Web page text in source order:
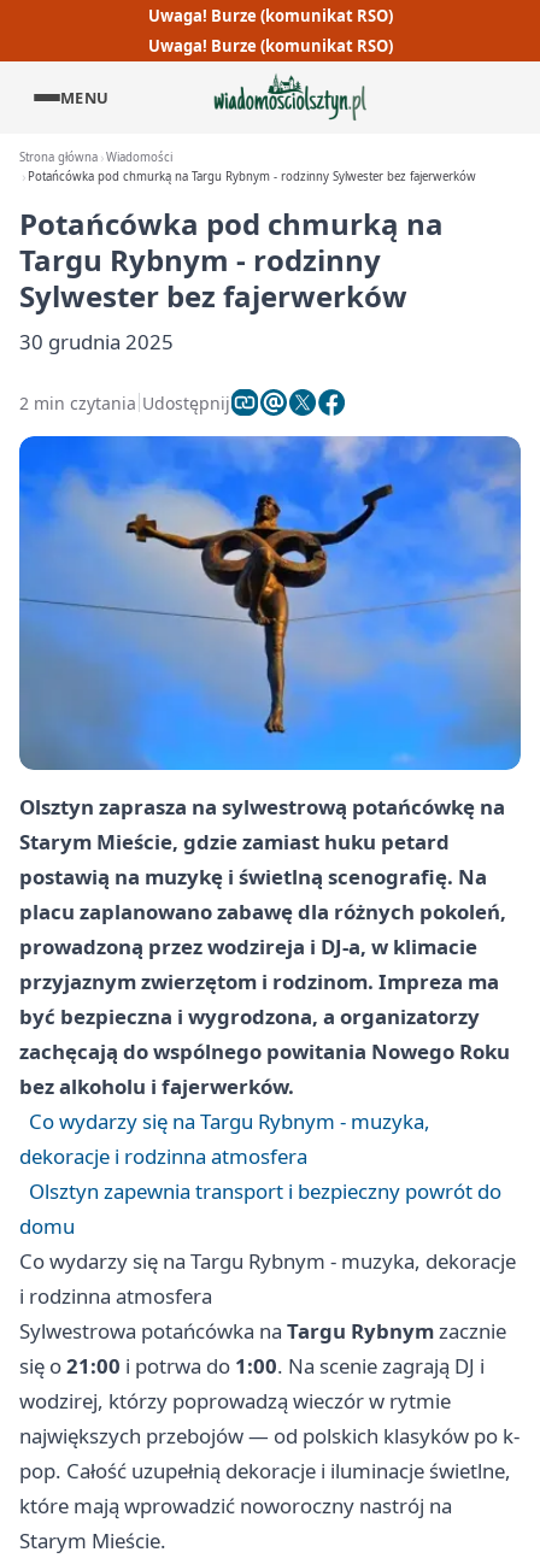
Uwaga! Burze (komunikat RSO)
Uwaga! Burze (komunikat RSO)
MENU
Strona główna Wiadomości
Potańcówka pod chmurką na Targu Rybnym - rodzinny Sylwester bez fajerwerków
Potańcówka pod chmurką na
Targu Rybnym - rodzinny
Sylwester bez fajerwerków
30 grudnia 2025
2 min czytania Udostępnij
Olsztyn zaprasza na sylwestrową potańcówkę na
Starym Mieście, gdzie zamiast huku petard
postawią na muzykę i świetlną scenografię. Na
placu zaplanowano zabawę dla różnych pokoleń,
prowadzoną przez wodzireja i DJ-a, w klimacie
przyjaznym zwierzętom i rodzinom. Impreza ma
być bezpieczna i wygrodzona, a organizatorzy
zachęcają do wspólnego powitania Nowego Roku
bez alkoholu i fajerwerków.
Co wydarzy się na Targu Rybnym - muzyka,
dekoracje i rodzinna atmosfera
Olsztyn zapewnia transport i bezpieczny powrót do
domu
Co wydarzy się na Targu Rybnym - muzyka, dekoracje
i rodzinna atmosfera
Sylwestrowa potańcówka na Targu Rybnymzacznie
się o21:00 i potrwa do 1:00. Na scenie zagrają DJ i
wodzirej, którzy poprowadzą wieczór w rytmie
największych przebojów — od polskich klasyków po k-
pop. Całość uzupełnią dekoracje i iluminacje świetlne,
które mają wprowadzić noworoczny nastrój na
Starym Mieście.